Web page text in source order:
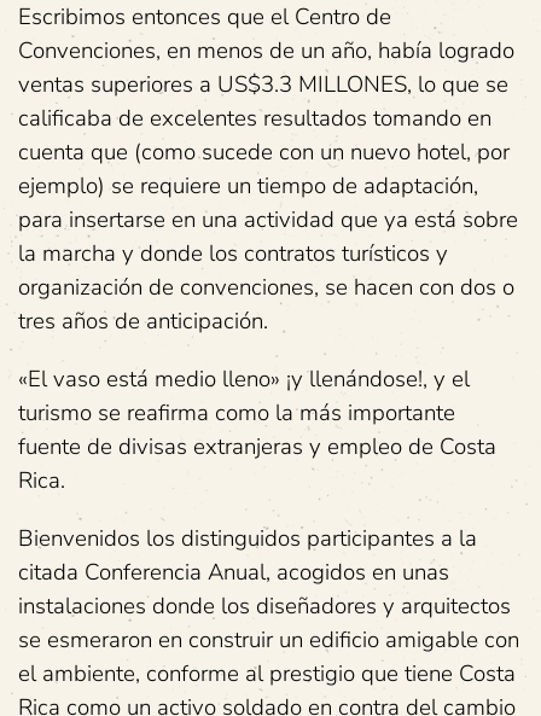
Escribimos entonces que el Centro de
Convenciones, en menos de un año, había logrado
ventas superiores a US$3.3 MILLONES, lo que se
calificaba de excelentes resultados tomando en
cuenta que (como sucede con un nuevo hotel, por
ejemplo) se requiere un tiempo de adaptación,
para insertarse en una actividad que ya está sobre
la marcha y donde los contratos turísticos y
organización de convenciones, se hacen con dos o
tres años de anticipación.
«El vaso está medio lleno» ¡y llenándose!, y el
turismo se reafirma como la más importante
fuente de divisas extranjeras y empleo de Costa
Rica.
Bienvenidos los distinguidos participantes a la
citada Conferencia Anual, acogidos en unas
instalaciones donde los diseñadores y arquitectos
se esmeraron en construir un edificio amigable con
el ambiente, conforme al prestigio que tiene Costa
Rica como un activo soldado en contra del cambio